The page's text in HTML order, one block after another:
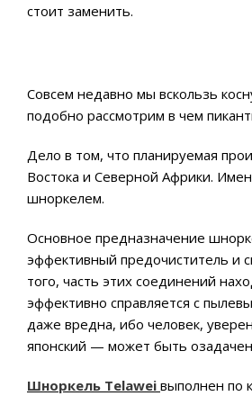
стоит заменить.
Совсем недавно мы вскользь
подобно рассмотрим в чем
Дело в том, что планируемая
Востока и Северной Африки.
шноркелем.
Основное предназначение
эффективный предочиститель и
того, часть этих соединений
эффективно справляется с
даже вредна, ибо человек,
японский — может быть
Шноркель Telawei выполнен по